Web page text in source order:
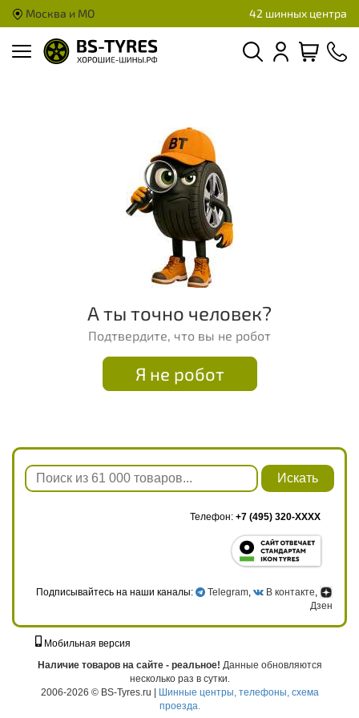
Москва и МО 42 шинных центра
А ты точно человек?
Подтвердите, что вы не робот
Я не робот
Искать
Телефон: +7 (495) 320-XXXX
Подписывайтесь на наши каналы: Telegram , В контакте
Дзен
Мобильная версия
Наличие товаров на сайте - реальное! Данные обновляются
несколько раз в сутки.
2006-2026 © BS-Tyres.ru | Шинные центры, телефоны, схема
проезда.